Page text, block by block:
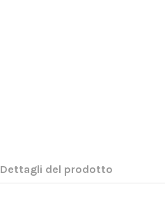
Dettagli del prodotto